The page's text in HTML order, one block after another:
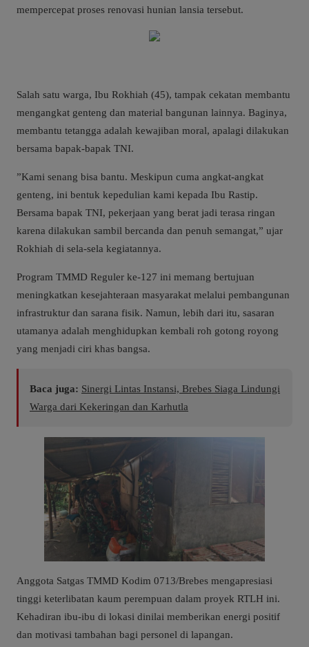
mempercepat proses renovasi hunian lansia tersebut.
​Salah satu warga, Ibu Rokhiah (45), tampak cekatan membantu
mengangkat genteng dan material bangunan lainnya. Baginya,
membantu tetangga adalah kewajiban moral, apalagi dilakukan
bersama bapak-bapak TNI.
​”Kami senang bisa bantu. Meskipun cuma angkat-angkat
genteng, ini bentuk kepedulian kami kepada Ibu Rastip.
Bersama bapak TNI, pekerjaan yang berat jadi terasa ringan
karena dilakukan sambil bercanda dan penuh semangat,” ujar
Rokhiah di sela-sela kegiatannya.
Program TMMD Reguler ke-127 ini memang bertujuan
meningkatkan kesejahteraan masyarakat melalui pembangunan
infrastruktur dan sarana fisik. Namun, lebih dari itu, sasaran
utamanya adalah menghidupkan kembali roh gotong royong
yang menjadi ciri khas bangsa.
Baca juga: Sinergi Lintas Instansi, Brebes Siaga Lindungi
Warga dari Kekeringan dan Karhutla
​Anggota Satgas TMMD Kodim 0713/Brebes mengapresiasi
tinggi keterlibatan kaum perempuan dalam proyek RTLH ini.
Kehadiran ibu-ibu di lokasi dinilai memberikan energi positif
dan motivasi tambahan bagi personel di lapangan.